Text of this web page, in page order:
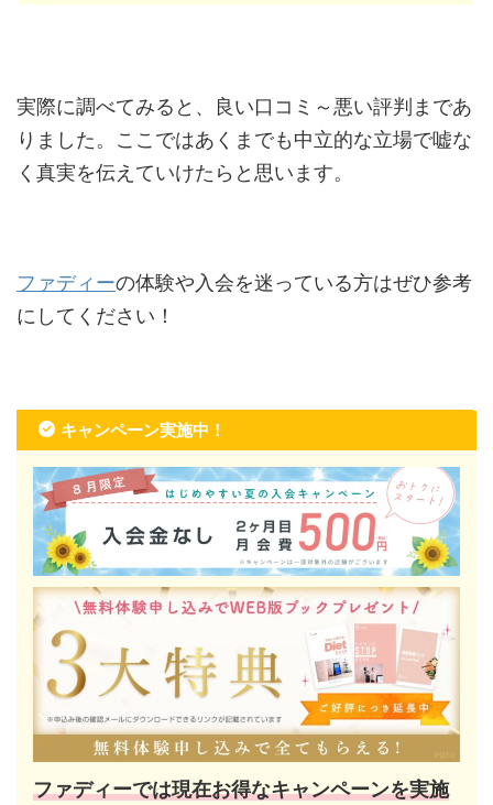
実際に調べてみると、良い口コミ～悪い評判まであ
りました。ここではあくまでも中立的な立場で嘘な
く真実を伝えていけたらと思います。
ファディーの体験や入会を迷っている方はぜひ参考
にしてください！
キャンペーン実施中！
ファディーでは現在お得なキャンペーンを実施